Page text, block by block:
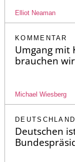
Elliot Neaman
KOMMENTAR
Umgang mit
brauchen
Michael Wiesberg
DEUTSCHLAND
Deutschen